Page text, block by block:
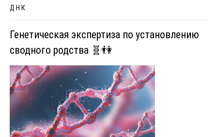
Д Н К
Генетическая экспертиза по установлению
сводного родства 🧬👫